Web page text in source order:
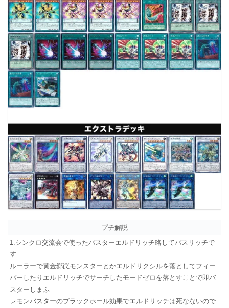
プチ解説
1.シンクロ交流会で使ったバスターエルドリッチ略してバスリッチで
す
ルーラーで黄金郷罠モンスターとかエルドリクシルを落としてフィー
バーしたりエルドリッチでサーチしたモードゼロを落とすことで即バ
スターしまふ
レモンバスターのブラックホール効果でエルドリッチは死なないので